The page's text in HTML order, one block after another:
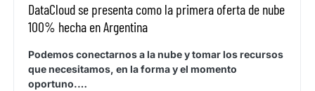
DataCloud se presenta como la primera oferta de nube
100% hecha en Argentina
Podemos conectarnos a la nube y tomar los recursos
que necesitamos, en la forma y el momento
oportuno.…